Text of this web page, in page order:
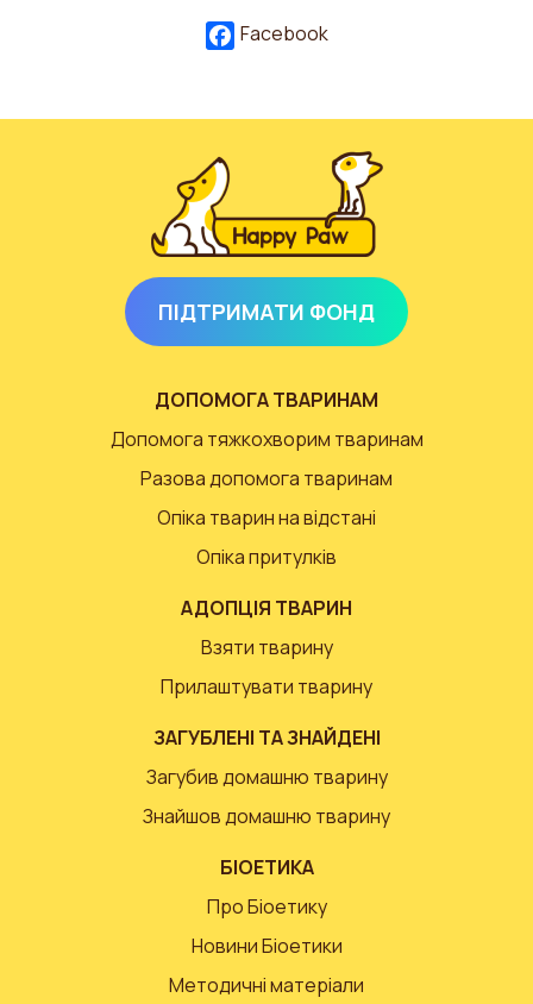
Facebook
ПІДТРИМАТИ ФОНД
ДОПОМОГА ТВАРИНАМ
Допомога тяжкохворим тваринам
Разова допомога тваринам
Опіка тварин на відстані
Опіка притулків
АДОПЦІЯ ТВАРИН
Взяти тварину
Прилаштувати тварину
ЗАГУБЛЕНІ ТА ЗНАЙДЕНІ
Загубив домашню тварину
Знайшов домашню тварину
БІОЕТИКА
Про Біоетику
Новини Біоетики
Методичні матеріали